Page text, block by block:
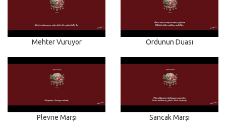
Mehter Vuruyor Ordunun Duası
Plevne Marşı Sancak Marşı